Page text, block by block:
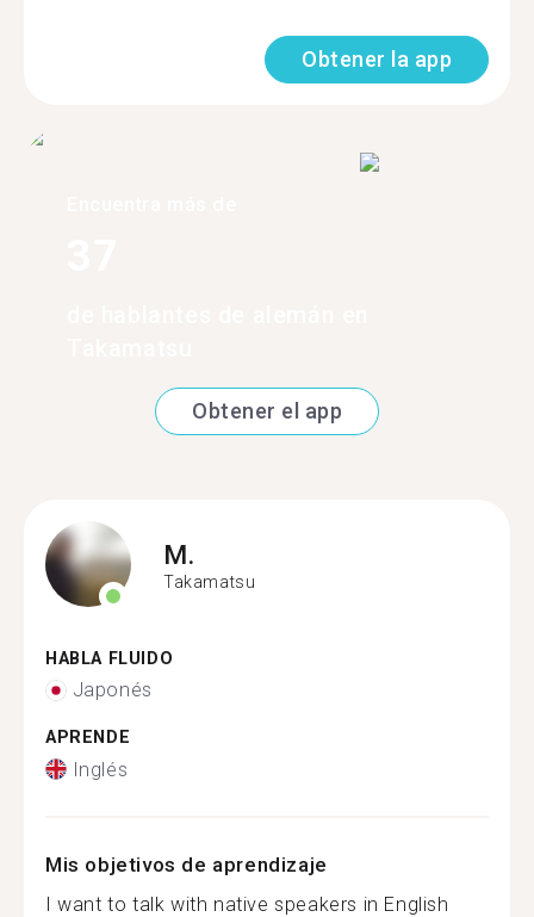
Obtener la app
Obtener el app
M.
Takamatsu
HABLA FLUIDO
Japonés
APRENDE
Inglés
Mis objetivos de aprendizaje
I want to talk with native speakers in English